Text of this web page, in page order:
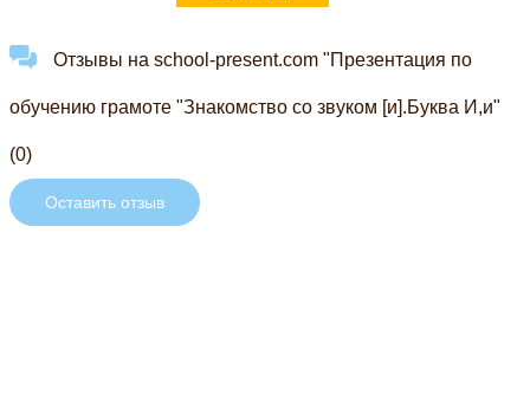
Отзывы на school-present.com "Презентация по
обучению грамоте "Знакомство со звуком [и].Буква И,и"
(0)
Оставить отзыв